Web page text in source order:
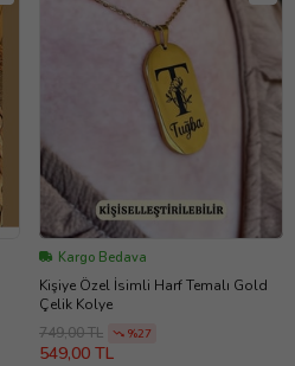
Kargo Bedava
Kişiye Özel İsimli Harf Temalı Gold
Çelik Kolye
749,00 TL
%27
549,00 TL